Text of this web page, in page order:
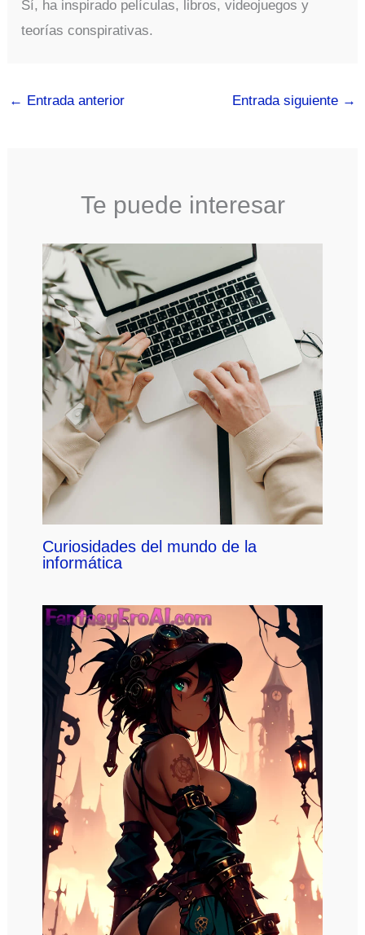
Sí, ha inspirado películas, libros, videojuegos y
teorías conspirativas.
← Entrada anterior Entrada siguiente →
Te puede interesar
Curiosidades del mundo de la
informática